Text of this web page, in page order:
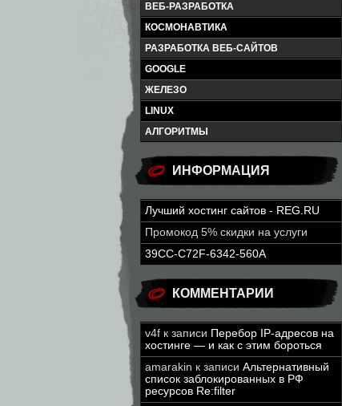
ВЕБ-РАЗРАБОТКА
КОСМОНАВТИКА
РАЗРАБОТКА ВЕБ-САЙТОВ
GOOGLE
ЖЕЛЕЗО
LINUX
АЛГОРИТМЫ
ИНФОРМАЦИЯ
Лучший хостинг сайтов - REG.RU
Промокод 5% скидки на услуги
39CC-C72F-6342-560A
КОММЕНТАРИИ
v4f к записи Перебор IP-адресов на
хостинге — и как с этим бороться
amarakin к записи Альтернативный
список заблокированных в РФ
ресурсов Re:filter